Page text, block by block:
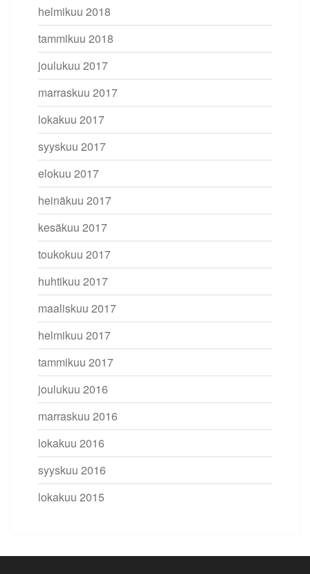
helmikuu 2018
tammikuu 2018
joulukuu 2017
marraskuu 2017
lokakuu 2017
syyskuu 2017
elokuu 2017
heinäkuu 2017
kesäkuu 2017
toukokuu 2017
huhtikuu 2017
maaliskuu 2017
helmikuu 2017
tammikuu 2017
joulukuu 2016
marraskuu 2016
lokakuu 2016
syyskuu 2016
lokakuu 2015